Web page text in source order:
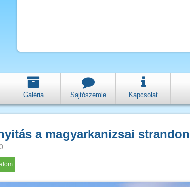
Galéria Sajtószemle Kapcsolat
a magyarkanizsai strandon